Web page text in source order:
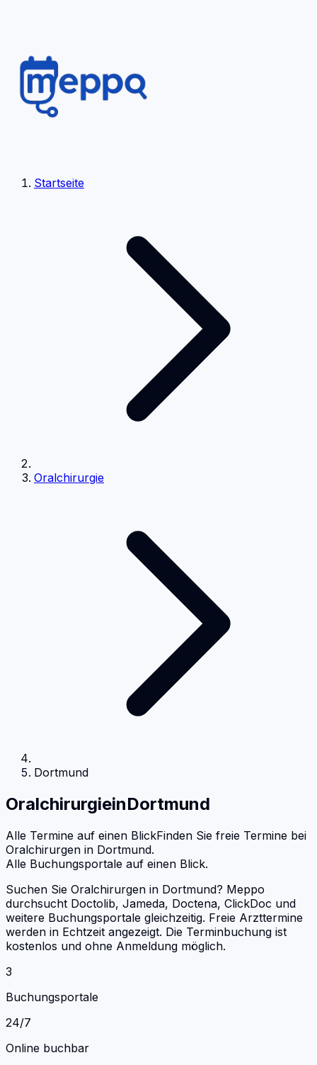
Startseite
Oralchirurgie
Dortmund
OralchirurgieinDortmund
Alle Termine auf einen BlickFinden Sie freie Termine bei
Oralchirurgen in Dortmund.
Alle Buchungsportale auf einen Blick.
Suchen Sie Oralchirurgen in Dortmund? Meppo
durchsucht Doctolib, Jameda, Doctena, ClickDoc und
weitere Buchungsportale gleichzeitig. Freie Arzttermine
werden in Echtzeit angezeigt. Die Terminbuchung ist
kostenlos und ohne Anmeldung möglich.
3
Buchungsportale
24/7
Online buchbar